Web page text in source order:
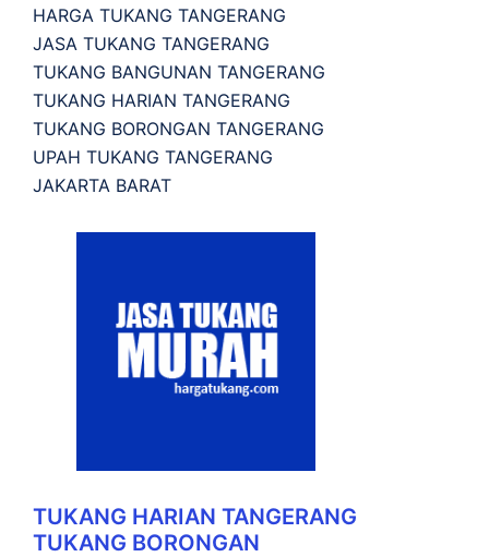
HARGA TUKANG TANGERANG
JASA TUKANG TANGERANG
TUKANG BANGUNAN TANGERANG
TUKANG HARIAN TANGERANG
TUKANG BORONGAN TANGERANG
UPAH TUKANG TANGERANG
JAKARTA BARAT
TUKANG HARIAN TANGERANG
TUKANG BORONGAN